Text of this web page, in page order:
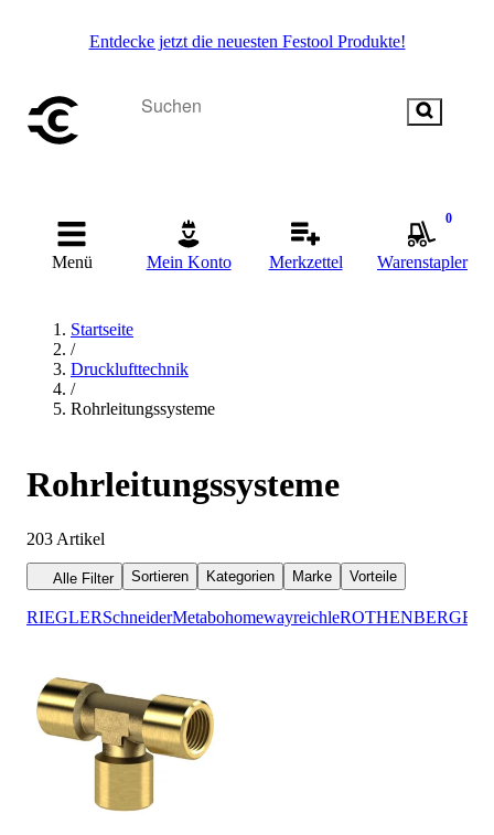
Entdecke jetzt die neuesten Festool Produkte!
Menü Mein Konto Merkzettel
0
Warenstapler
Startseite
/
Drucklufttechnik
/
Rohrleitungssysteme
Rohrleitungssysteme
203 Artikel
Alle Filter Sortieren Kategorien Marke Vorteile
RIEGLERSchneiderMetabohomewayreichleROTHENBERGER